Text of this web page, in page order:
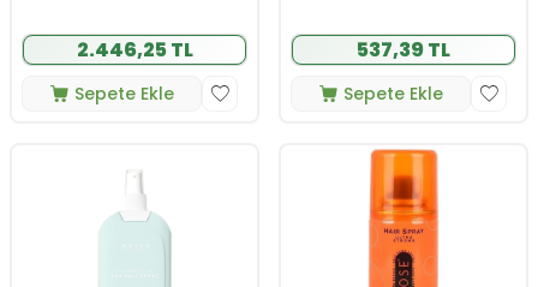
2.446,25 TL
Sepete Ekle
537,39 TL
Sepete Ekle